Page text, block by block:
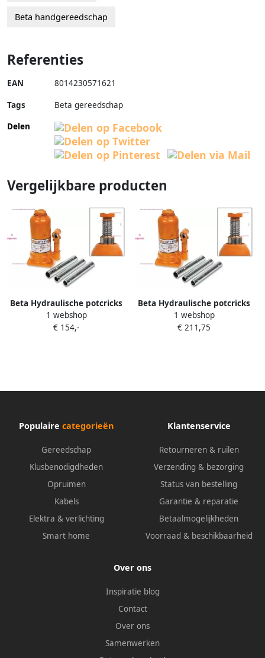
Beta handgereedschap
Referenties
EAN 8014230571621
Tags
Beta gereedschap
Delen
Vergelijkbare producten
Beta Hydraulische potcricks
3011T 15 030110150
1 webshop
€ 154,-
Beta Hydraulische potcricks
3011T 20 030110200
1 webshop
€ 211,75
Populaire categorieën
Gereedschap
Klusbenodigdheden
Opruimen
Kabels
Elektra & verlichting
Smart home
Klantenservice
Retourneren & ruilen
Verzending & bezorging
Status van bestelling
Garantie & reparatie
Betaalmogelijkheden
Voorraad & beschikbaarheid
Over ons
Inspiratie blog
Contact
Over ons
Samenwerken